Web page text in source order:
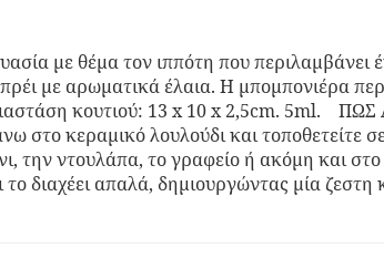
με θέμα τον ιππότη που περιλαμβάνει
με αρωματικά έλαια. Η μπομπονιέρα
κουτιού: 13 x 10 x 2,5cm. 5ml. ΠΩΣ
στο κεραμικό λουλούδι και τοποθετείτε
την ντουλάπα, το γραφείο ή ακόμη και
διαχέει απαλά, δημιουργώντας μία ζεστη